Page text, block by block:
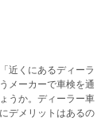
近くにあるディーラ
メーカーで車検を通
うか。ディーラー車
デメリットはあるの